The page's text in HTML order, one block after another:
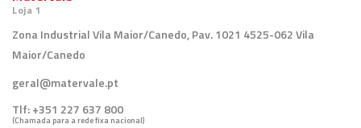
Loja 1
Zona Industrial Vila Maior/Canedo, Pav. 1021 4525-062 Vila
Maior/Canedo
geral@matervale.pt
Tlf:+351 227 637 800
(Chamada para a rede fixa nacional)